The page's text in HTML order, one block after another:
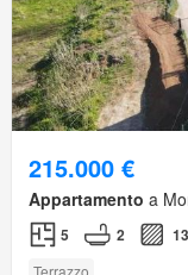
215.000 €
Appartamento a
5 2